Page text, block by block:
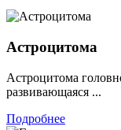
Астроцитома
Астроцитома
развивающаяся ...
Подробнее